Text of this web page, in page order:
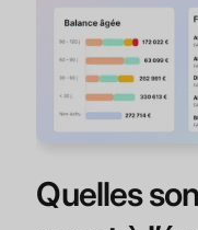
Quelles